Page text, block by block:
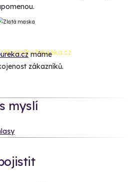
máme
zákazníků.
myslí